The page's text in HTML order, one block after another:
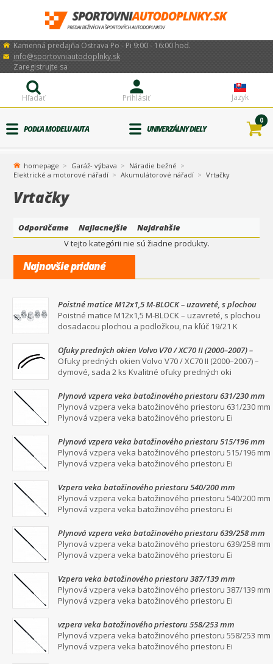
Kamenná predajňa Ostrava Po - Pi 9:00 - 16:00 hod.
info@sportovniautodoplnky.sk
Jazyk
Prihlásiť
Zaregistrujte sa
Hľadať
PODĽA MODELU AUTA UNIVERZÁLNY DIELY
0
homepage Garáž- výbava
Náradie bežné
Elektrické a motorové nářadí
Akumulátorové nářadí Vrtačky
Vrtačky
Odporúčame Najlacnejšie
Najdrahšie
V tejto kategórii nie sú žiadne produkty.
Najnovšie pridané
Poistné matice M12x1,5 M-BLOCK – uzavreté, s plochou
dosadacou plochou a podložkou, na kľúč 19/21
Poistné matice M12x1,5 M-BLOCK – uzavreté, s plochou
dosadacou plochou a podložkou, na kľúč 19/21 K
Ofuky predných okien Volvo V70 / XC70 II (2000–2007) –
dymové, sada 2 ks
Ofuky predných okien Volvo V70 / XC70 II (2000–2007) –
dymové, sada 2 ks Kvalitné ofuky predných oki
Plynová vzpera veka batožinového priestoru 631/230 mm
Plynová vzpera veka batožinového priestoru 631/230 mm
Plynová vzpera veka batožinového priestoru Ei
Plynová vzpera veka batožinového priestoru 515/196 mm
Plynová vzpera veka batožinového priestoru 515/196 mm
Plynová vzpera veka batožinového priestoru Ei
Vzpera veka batožinového priestoru 540/200 mm
Plynová vzpera veka batožinového priestoru 540/200 mm
Plynová vzpera veka batožinového priestoru Ei
Plynová vzpera veka batožinového priestoru 639/258 mm
Plynová vzpera veka batožinového priestoru 639/258 mm
Plynová vzpera veka batožinového priestoru Ei
Vzpera veka batožinového priestoru 387/139 mm
Plynová vzpera veka batožinového priestoru 387/139 mm
Plynová vzpera veka batožinového priestoru Ei
vzpera veka batožinového priestoru 558/253 mm
Plynová vzpera veka batožinového priestoru 558/253 mm
Plynová vzpera veka batožinového priestoru Ei